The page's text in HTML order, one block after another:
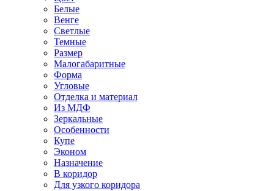
Белые
Венге
Светлые
Темные
Размер
Малогабаритные
Форма
Угловые
Отделка и материал
Из МДФ
Зеркальные
Особенности
Купе
Эконом
Назначение
В коридор
Для узкого коридора